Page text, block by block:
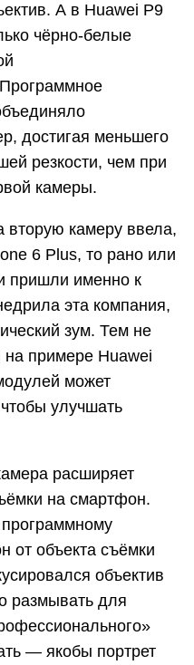
А в Huawei P9
чёрно-белые
достигая меньшего
резкости, чем при
камеры.
вторую камеру ввела,
6 Plus, то рано или
пришли именно к
эта компания,
зум. Тем не
примере Huawei
может
улучшать
расширяет
на смартфон.
от объекта съёмки
объектив
размывать для
— якобы портрет